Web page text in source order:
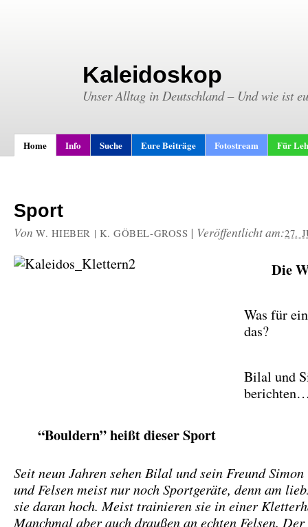
Kaleidoskop
Unser Alltag in Deutschland – Und wie ist
Home Info Suche Eure Beiträge Fotostream Für
Sport
Von W. HIEBER | K. GÖBEL-GROSS | Veröffentlicht am:27.
Die
Was für
das?
Bilal und
“Bouldern” heißt dieser Sport
Seit neun Jahren sehen Bilal und sein Freund
und Felsen meist nur noch Sportgeräte, denn am
sie daran hoch. Meist trainieren sie in einer
Manchmal aber auch draußen an echten Felsen.